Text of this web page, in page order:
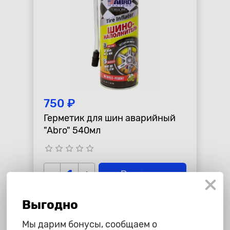
750 ₽
Герметик для шин аварийный
"Abro" 540мл
star_border star_border star_border star_border star_border
- + В корзину
Выгодно
Мы дарим бонусы, сообщаем о